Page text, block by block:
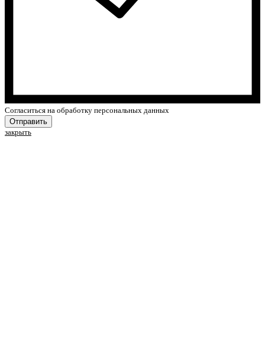
Cогласиться на обработку персональных данных
Отправить
закрыть